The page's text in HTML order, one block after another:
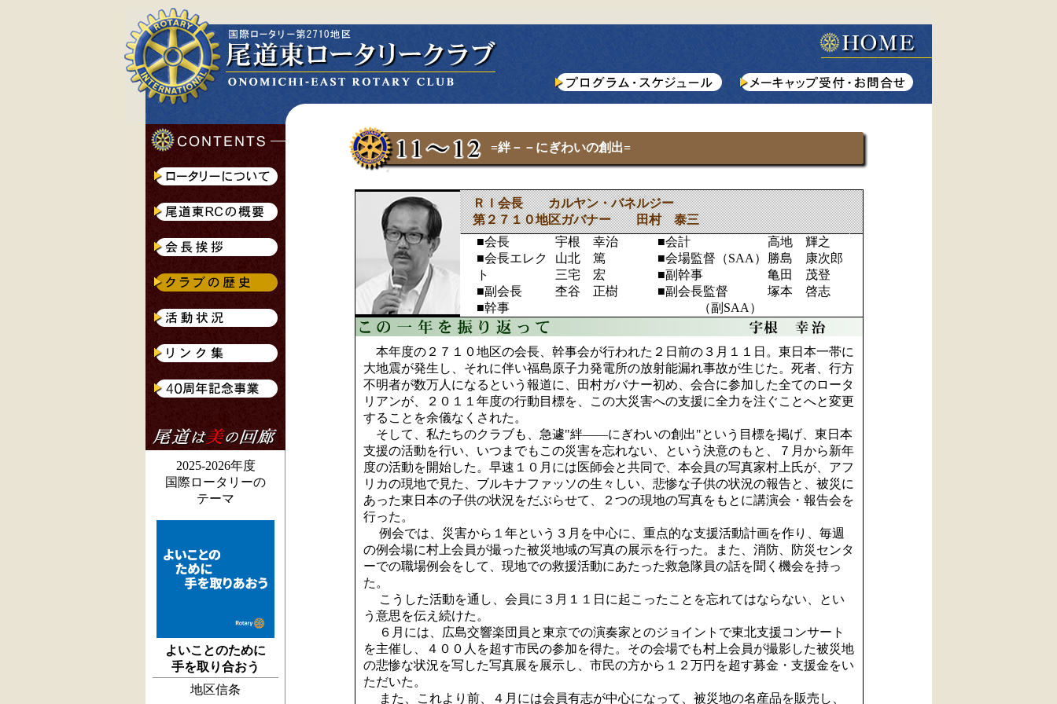
2025-2026年度
国際ロータリーの
テーマ
よいことのために
手を取り合おう
地区信条
=絆－－にぎわいの創出=
ＲＩ会長 カルヤン・バネルジー
第２７１０地区ガバナー 田村 泰三
■会長
■会長エレク
ト
■副会長
■幹事
宇根 幸治
山北 篤
三宅 宏
杢谷 正樹
■会計
■会場監督（SAA）
■副幹事
■副会長監督
（副SAA）
高地 輝之
勝島 康次郎
亀田 茂登
塚本 啓志
本年度の２７１０地区の会長、幹事会が行われた２日前の３月１１日。東日本一帯に
大地震が発生し、それに伴い福島原子力発電所の放射能漏れ事故が生じた。死者、行方
不明者が数万人になるという報道に、田村ガバナー初め、会合に参加した全てのロータ
リアンが、２０１１年度の行動目標を、この大災害への支援に全力を注ぐことへと変更
することを余儀なくされた。
そして、私たちのクラブも、急遽"絆――にぎわいの創出"という目標を掲げ、東日本
支援の活動を行い、いつまでもこの災害を忘れない、という決意のもと、７月から新年
度の活動を開始した。早速１０月には医師会と共同で、本会員の写真家村上氏が、アフ
リカの現地で見た、ブルキナファッソの生々しい、悲惨な子供の状況の報告と、被災に
あった東日本の子供の状況をだぶらせて、２つの現地の写真をもとに講演会・報告会を
行った。
例会では、災害から１年という３月を中心に、重点的な支援活動計画を作り、毎週
の例会場に村上会員が撮った被災地域の写真の展示を行った。また、消防、防災センタ
ーでの職場例会をして、現地での救援活動にあたった救急隊員の話を聞く機会を持っ
た。
こうした活動を通し、会員に３月１１日に起こったことを忘れてはならない、とい
う意思を伝え続けた。
６月には、広島交響楽団員と東京での演奏家とのジョイントで東北支援コンサート
を主催し、４００人を超す市民の参加を得た。その会場でも村上会員が撮影した被災地
の悲惨な状況を写した写真展を展示し、市民の方から１２万円を超す募金・支援金をい
ただいた。
また、これより前、４月には会員有志が中心になって、被災地の名産品を販売し、